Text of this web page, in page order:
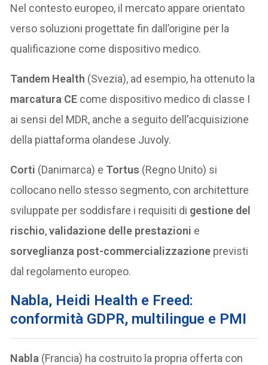
Nel contesto europeo, il mercato appare orientato
verso soluzioni progettate fin dall’origine per la
qualificazione come dispositivo medico.
Tandem Health (Svezia), ad esempio, ha ottenuto la
marcatura CE come dispositivo medico di classe I
ai sensi del MDR, anche a seguito dell’acquisizione
della piattaforma olandese Juvoly.
Corti (Danimarca) e Tortus (Regno Unito) si
collocano nello stesso segmento, con architetture
sviluppate per soddisfare i requisiti di gestione del
rischio,validazione delle prestazioni e
sorveglianza post-commercializzazione previsti
dal regolamento europeo.
Nabla, Heidi Health e Freed:
conformità GDPR, multilingue e PMI
Nabla (Francia) ha costruito la propria offerta con